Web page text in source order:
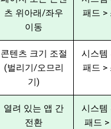
츠 위아래/좌우
이동
패드 >
콘텐츠 크기 조절
(벌리기/오므리
기)
시스템
패드 >
열려 있는 앱 간
전환
시스템
패드